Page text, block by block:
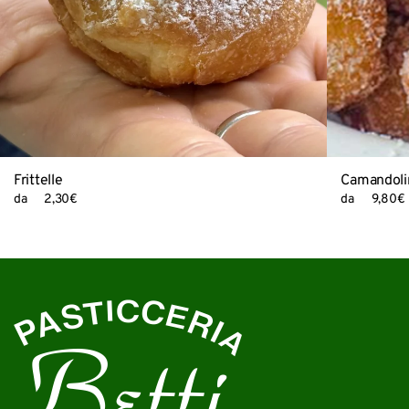
Frittelle
da 2,30€ da 9,80€